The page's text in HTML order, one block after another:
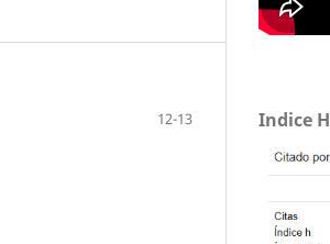
12-13
Indice H